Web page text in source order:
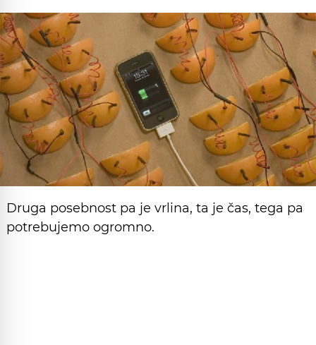
Druga posebnost pa je vrlina, ta je čas, tega pa
potrebujemo ogromno.